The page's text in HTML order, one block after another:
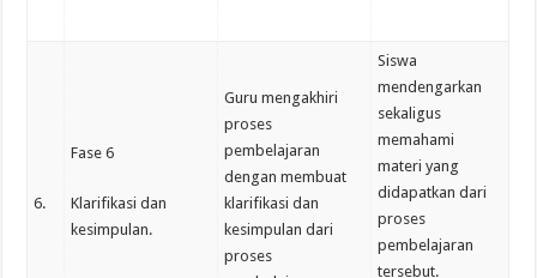
6.
Fase 6
Klarifikasi dan
kesimpulan.
Guru mengakhiri
proses
pembelajaran
dengan membuat
klarifikasi dan
kesimpulan dari
proses
Siswa
mendengarkan
sekaligus
memahami
materi yang
didapatkan dari
proses
pembelajaran
tersebut.